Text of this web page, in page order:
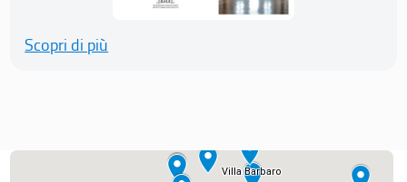
Scopri di più